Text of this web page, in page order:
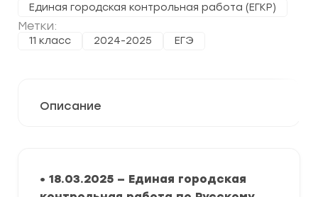
Единая городская контрольная работа (ЕГКР)
Метки:
11 класс 2024-2025 ЕГЭ
Описание
• 18.03.2025 — Единая городская